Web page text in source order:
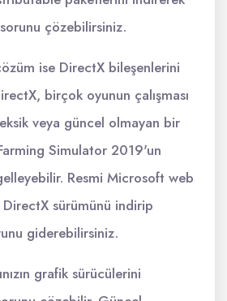
çözebilirsiniz.
ise DirectX bileşenlerini
birçok oyunun çalışması
veya güncel olmayan bir
Simulator 2019'un
Resmi Microsoft web
sürümünü indirip
giderebilirsiniz.
grafik sürücülerini